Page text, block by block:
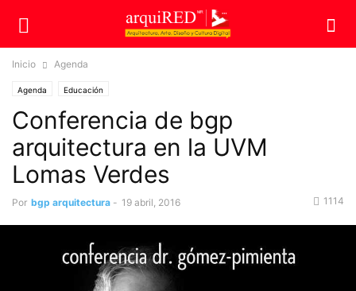
Inicio Agenda
Agenda Educación
Conferencia de bgp
arquitectura en la UVM
Lomas Verdes
Por bgp arquitectura - 19 abril, 2016 1114